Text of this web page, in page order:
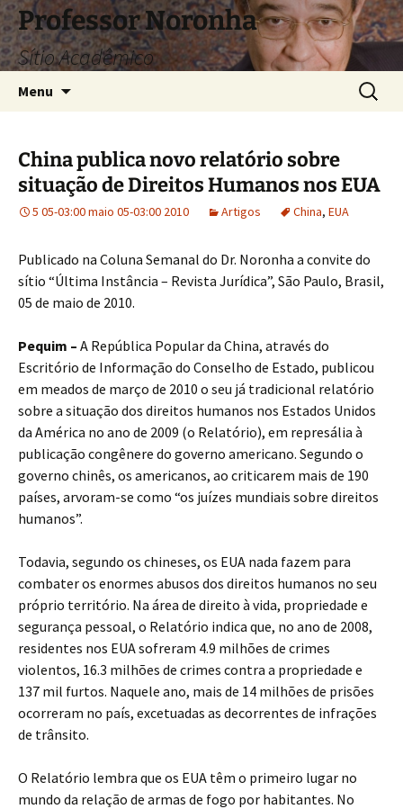
Pular
para
o
conteúdo
Professor Noronha
Sítio Acadêmico
Menu
por:
China publica novo relatório sobre
situação de Direitos Humanos nos EUA
5 05-03:00 maio 05-03:00 2010 Artigos China, EUA
Publicado na Coluna Semanal do Dr. Noronha a convite do
sítio “Última Instância – Revista Jurídica”, São Paulo, Brasil,
05 de maio de 2010.
Pequim – A República Popular da China, através do
Escritório de Informação do Conselho de Estado, publicou
em meados de março de 2010 o seu já tradicional relatório
sobre a situação dos direitos humanos nos Estados Unidos
da América no ano de 2009 (o Relatório), em represália à
publicação congênere do governo americano. Segundo o
governo chinês, os americanos, ao criticarem mais de 190
países, arvoram-se como “os juízes mundiais sobre direitos
humanos”.
Todavia, segundo os chineses, os EUA nada fazem para
combater os enormes abusos dos direitos humanos no seu
próprio território. Na área de direito à vida, propriedade e
segurança pessoal, o Relatório indica que, no ano de 2008,
residentes nos EUA sofreram 4.9 milhões de crimes
violentos, 16.3 milhões de crimes contra a propriedade e
137 mil furtos. Naquele ano, mais de 14 milhões de prisões
ocorreram no país, excetuadas as decorrentes de infrações
de trânsito.
O Relatório lembra que os EUA têm o primeiro lugar no
mundo da relação de armas de fogo por habitantes. No